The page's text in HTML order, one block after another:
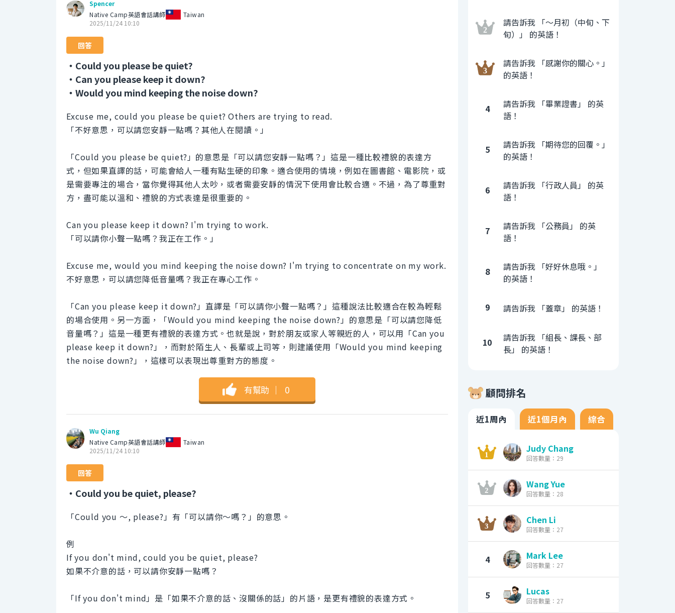
Spencer
Native Camp英語會話講師
Taiwan
2025/11/24 10:10
回答
・Could you please be quiet?
・Can you please keep it down?
・Would you mind keeping the noise down?
Excuse me, could you please be quiet? Others are trying to read.
「不好意思，可以請您安靜一點嗎？其他人在閱讀。」
「Could you please be quiet?」的意思是「可以請您安靜一點嗎？」這是一種比較禮貌的表達方
式，但如果直譯的話，可能會給人一種有點生硬的印象。適合使用的情境，例如在圖書館、電影院，或
是需要專注的場合，當你覺得其他人太吵，或者需要安靜的情況下使用會比較合適。不過，為了尊重對
方，盡可能以溫和、禮貌的方式表達是很重要的。
Can you please keep it down? I'm trying to work.
「可以請你小聲一點嗎？我正在工作。」
Excuse me, would you mind keeping the noise down? I'm trying to concentrate on my work.
不好意思，可以請您降低音量嗎？我正在專心工作。
「Can you please keep it down?」直譯是「可以請你小聲一點嗎？」這種說法比較適合在較為輕鬆
的場合使用。另一方面，「Would you mind keeping the noise down?」的意思是「可以請您降低
音量嗎？」這是一種更有禮貌的表達方式。也就是說，對於朋友或家人等親近的人，可以用「Can you
please keep it down?」，而對於陌生人、長輩或上司等，則建議使用「Would you mind keeping
the noise down?」，這樣可以表現出尊重對方的態度。
有幫助 ｜ 0
Wu Qiang
Native Camp英語會話講師
Taiwan
2025/11/24 10:10
回答
・Could you be quiet, please?
「Could you 〜, please?」有「可以請你〜嗎？」的意思。
例
If you don't mind, could you be quiet, please?
如果不介意的話，可以請你安靜一點嗎？
「If you don't mind」是「如果不介意的話、沒關係的話」的片語，是更有禮貌的表達方式。
請告訴我 「〜月初（中旬、下
旬）」 的英語！
請告訴我 「感謝你的關心。」
的英語！
4
請告訴我 「畢業證書」 的英
語！
5
請告訴我 「期待您的回覆。」
的英語！
6
請告訴我 「行政人員」 的英
語！
7
請告訴我 「公務員」 的英
語！
8
請告訴我 「好好休息哦。」
的英語！
9 請告訴我 「蓋章」 的英語！
10
請告訴我 「組長、課長、部
長」 的英語！
顧問排名
近1周內 近1個月內 綜合
Judy Chang
回答數量：29
Wang Yue
回答數量：28
Chen Li
回答數量：27
4 Mark Lee
回答數量：27
5 Lucas
回答數量：27